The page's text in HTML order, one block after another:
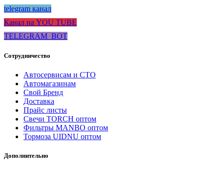
telegram канал
Канал на YOU TUBE
TELEGRAM_BOT
Сотрудничество
Автосервисам и СТО
Автомагазинам
Свой Бренд
Доставка
Прайс листы
Свечи TORCH оптом
Фильтры MANBO оптом
Тормоза UIDNU оптом
Дополнительно